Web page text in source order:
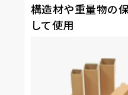
構造材や重量物の
して使用